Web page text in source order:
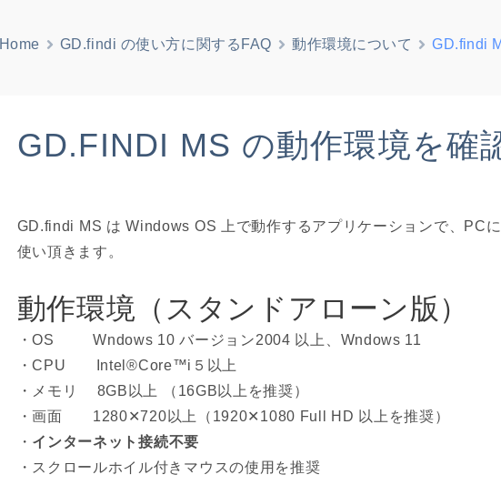
Home GD.findi の使い方に関するFAQ 動作環境について GD.findi
GD.FINDI MS の動作環境を確
GD.findi MS は Windows OS 上で動作するアプリケーションで、PC
使い頂きます。
動作環境（スタンドアローン版）
・OS Wndows 10 バージョン2004 以上、Wndows 11
・CPU Intel®Core™i５以上
・メモリ 8GB以上 （16GB以上を推奨）
・画面 1280✕720以上（1920✕1080 Full HD 以上を推奨）
・ インターネット接続不要
・スクロールホイル付きマウスの使用を推奨